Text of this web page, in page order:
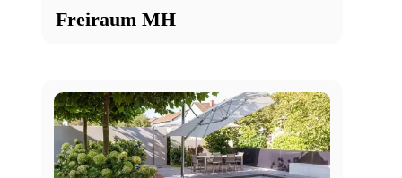
Freiraum MH